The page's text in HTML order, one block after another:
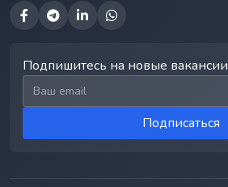
Подпишитесь на новые вакансии
Email для подписки
Подписаться